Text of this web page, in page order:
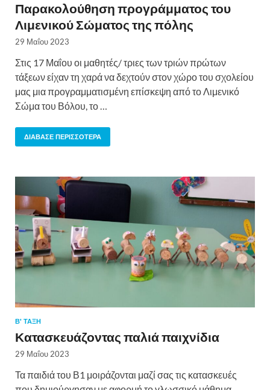
Παρακολούθηση προγράμματος του
Λιμενικού Σώματος της πόλης
29 Μαΐου 2023
Στις 17 Μαΐου οι μαθητές/ τριες των τριών πρώτων
τάξεων είχαν τη χαρά να δεχτούν στον χώρο του σχολείου
μας μια προγραμματισμένη επίσκεψη από το Λιμενικό
Σώμα του Βόλου, το …
ΔΙΆΒΑΣΕ ΠΕΡΙΣΣΌΤΕΡΑ
Β' ΤΑΞΗ
Κατασκευάζοντας παλιά παιχνίδια
29 Μαΐου 2023
Τα παιδιά του Β1 μοιράζονται μαζί σας τις κατασκευές